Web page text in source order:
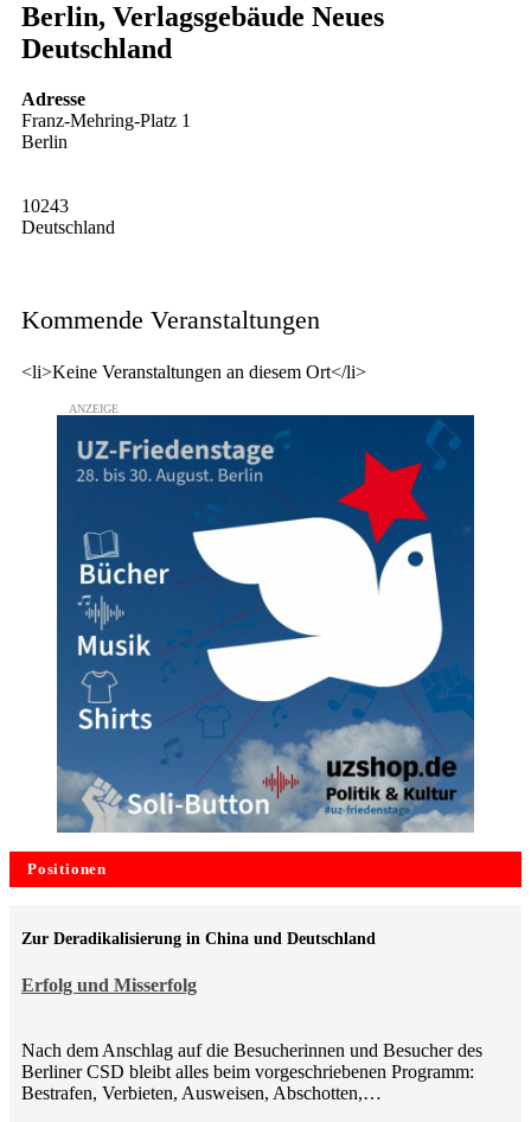
Berlin, Verlagsgebäude Neues
Deutschland
Adresse
Franz-Mehring-Platz 1
Berlin
10243
Deutschland
Kommende Veranstaltungen
<li>Keine Veranstaltungen an diesem Ort</li>
Positionen
Erfolg und Misserfolg
Zur Deradikalisierung in China und Deutschland
Nach dem Anschlag auf die Besucherinnen und Besucher des
Berliner CSD bleibt alles beim vorgeschriebenen Programm:
Bestrafen, Verbieten, Ausweisen, Abschotten,…